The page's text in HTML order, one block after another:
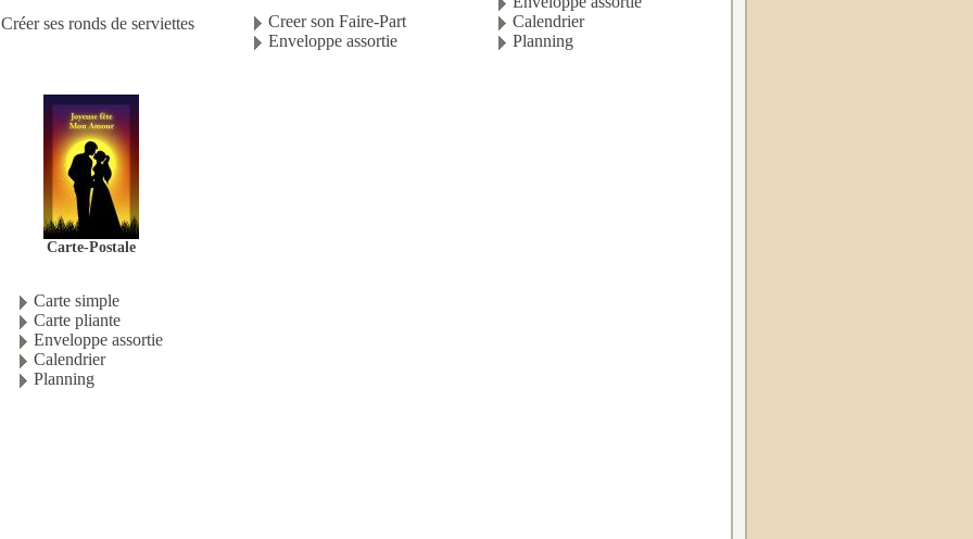
Créer ses ronds de serviettes
Creer son Faire-Part
Enveloppe assortie
Calendrier
Planning
Carte-Postale
Carte simple
Carte pliante
Enveloppe assortie
Calendrier
Planning